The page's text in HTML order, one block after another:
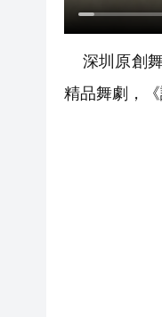
深圳原創舞
精品舞劇，